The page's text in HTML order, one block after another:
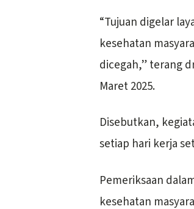
“Tujuan digelar
kesehatan
dicegah,” terang
Maret 2025.
Disebutkan,
setiap hari kerja
Pemeriksaan
kesehatan